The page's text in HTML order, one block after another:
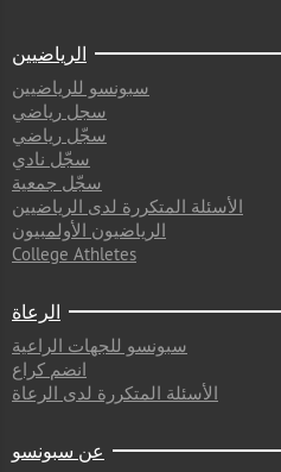
الرياضيين
سبونسو للرياضيين
سجل رياضي
سجّل رياضي
سجّل نادي
سجّل جمعية
الأسئلة المتكررة لدى الرياضيين
الرياضيون الأولمبيون
College Athletes
الرعاة
سبونسو للجهات الراعية
انضم كراع
الأسئلة المتكررة لدى الرعاة
عن سبونسو